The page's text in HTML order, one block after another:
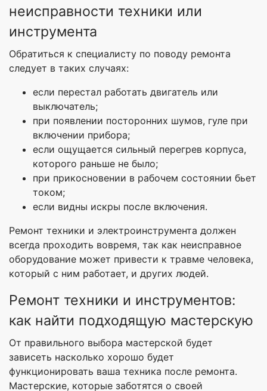
неисправности техники или
инструмента
Обратиться к специалисту по поводу ремонта
следует в таких случаях:
если перестал работать двигатель или
выключатель;
при появлении посторонних шумов, гуле при
включении прибора;
если ощущается сильный перегрев корпуса,
которого раньше не было;
при прикосновении в рабочем состоянии бьет
током;
если видны искры после включения.
Ремонт техники и электроинструмента должен
всегда проходить вовремя, так как неисправное
оборудование может привести к травме человека,
который с ним работает, и других людей.
Ремонт техники и инструментов:
как найти подходящую мастерскую
От правильного выбора мастерской будет
зависеть насколько хорошо будет
функционировать ваша техника после ремонта.
Мастерские, которые заботятся о своей